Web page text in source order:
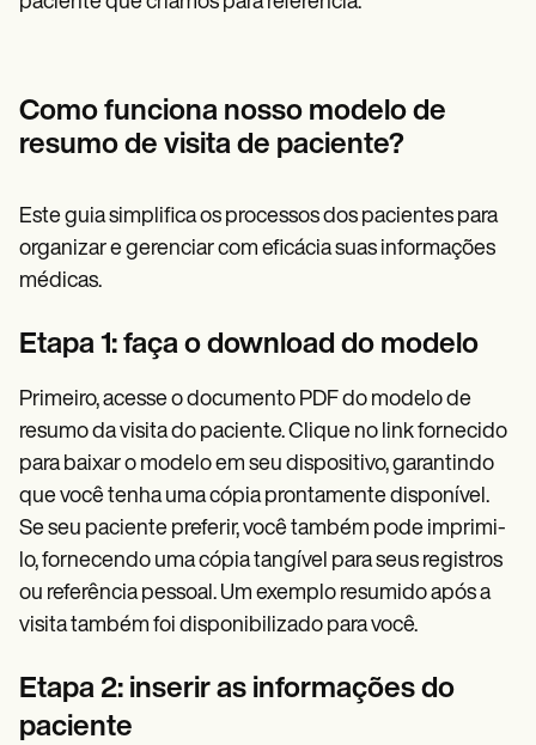
Como funciona nosso modelo de
resumo de visita de paciente?
Este guia simplifica os processos dos pacientes para
organizar e gerenciar com eficácia suas informações
médicas.
Etapa 1: faça o download do modelo
Primeiro, acesse o documento PDF do modelo de
resumo da visita do paciente. Clique no link fornecido
para baixar o modelo em seu dispositivo, garantindo
que você tenha uma cópia prontamente disponível.
Se seu paciente preferir, você também pode imprimi-
lo, fornecendo uma cópia tangível para seus registros
ou referência pessoal. Um exemplo resumido após a
visita também foi disponibilizado para você.
Etapa 2: inserir as informações do
paciente